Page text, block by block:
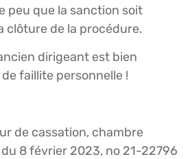
peu que la sanction soit
clôture de la procédure.
dirigeant est bien
faillite personnelle !
de cassation, chambre
8 février 2023, no 21-22796